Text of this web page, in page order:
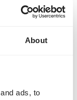
About
ads, to